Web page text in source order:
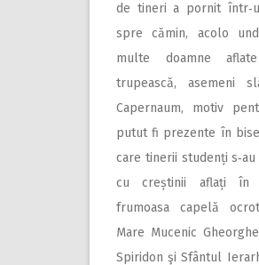
de tineri a pornit
spre cămin, acolo
multe doamne
trupească, asemeni
Capernaum, motiv
putut fi prezente în
care tinerii studenți
cu creștinii aflați în
frumoasa capelă
Mare Mucenic
Spiridon şi Sfântul